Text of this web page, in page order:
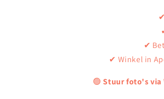
✔
✔ Winkel in
🟢Stuur foto's via